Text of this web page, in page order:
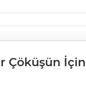
Çöküşün